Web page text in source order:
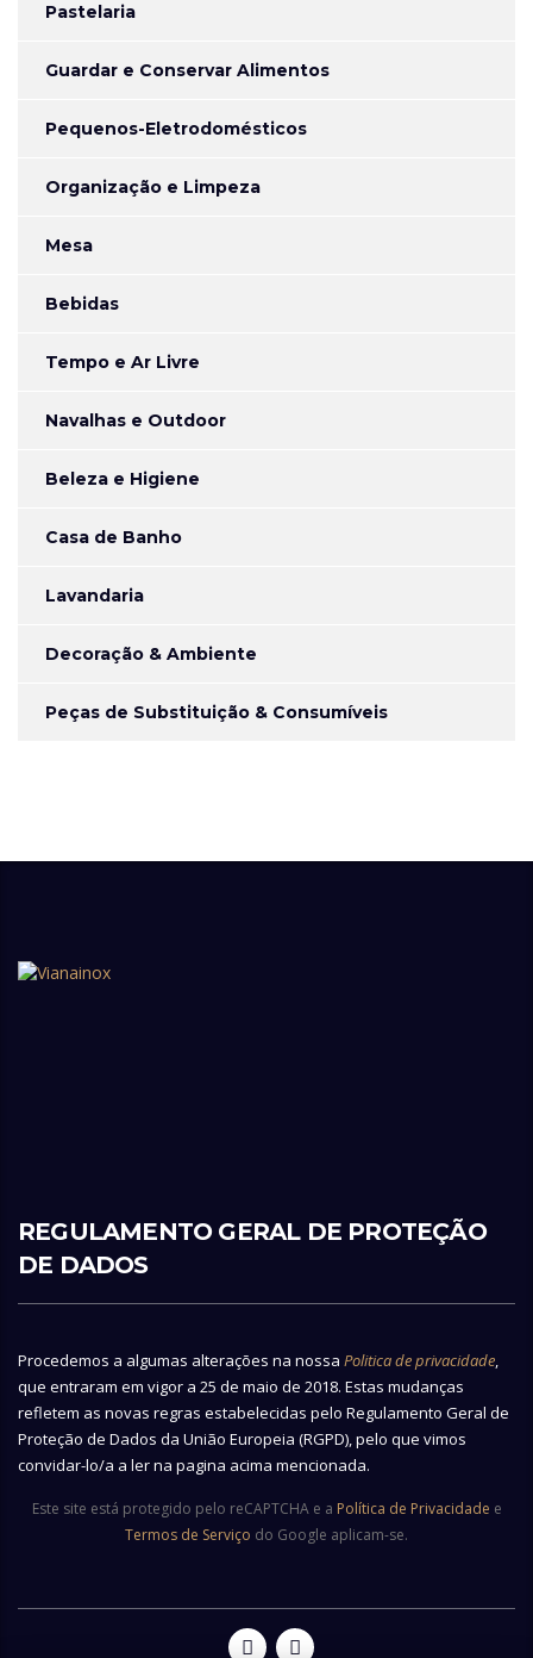
Pastelaria
Guardar e Conservar Alimentos
Pequenos-Eletrodomésticos
Organização e Limpeza
Mesa
Bebidas
Tempo e Ar Livre
Navalhas e Outdoor
Beleza e Higiene
Casa de Banho
Lavandaria
Decoração & Ambiente
Peças de Substituição & Consumíveis
REGULAMENTO GERAL DE PROTEÇÃO
DE DADOS
Procedemos a algumas alterações na nossa Politica de privacidade,
que entraram em vigor a 25 de maio de 2018. Estas mudanças
refletem as novas regras estabelecidas pelo Regulamento Geral de
Proteção de Dados da União Europeia (RGPD), pelo que vimos
convidar-lo/a a ler na pagina acima mencionada.
Este site está protegido pelo reCAPTCHA e a Política de Privacidade e
Termos de Serviço do Google aplicam-se.